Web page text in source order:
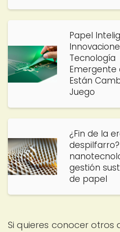
Papel
Tecnología
Emergente
Están
Juego
¿Fin de la
gestión
de papel
Si quieres conocer